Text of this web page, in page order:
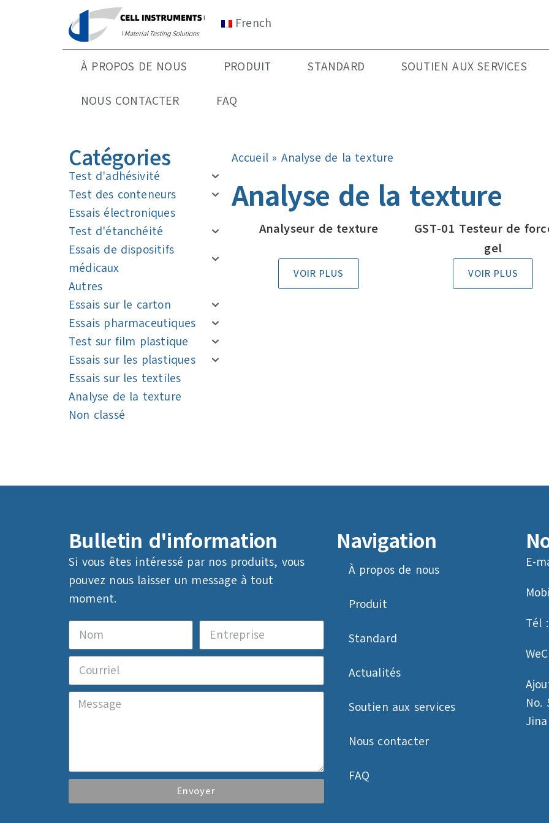
French
À PROPOS DE NOUS PRODUIT STANDARD SOUTIEN AUX SERVICES
NOUS CONTACTER FAQ
Catégories
Test d'adhésivité
Test des conteneurs
Essais électroniques
Test d'étanchéité
Essais de dispositifs
médicaux
Autres
Essais sur le carton
Essais pharmaceutiques
Test sur film plastique
Essais sur les plastiques
Essais sur les textiles
Analyse de la texture
Non classé
Accueil» Analyse de la texture
Analyse de la texture
Analyseur de texture
VOIR PLUS
GST-01 Testeur de
gel
VOIR PLUS
Bulletin d'information
Si vous êtes intéressé par nos produits, vous
pouvez nous laisser un message à tout
moment.
Envoyer
Navigation
À propos de nous
Produit
Standard
Actualités
Soutien aux services
Nous contacter
FAQ
E-
Tél
No.